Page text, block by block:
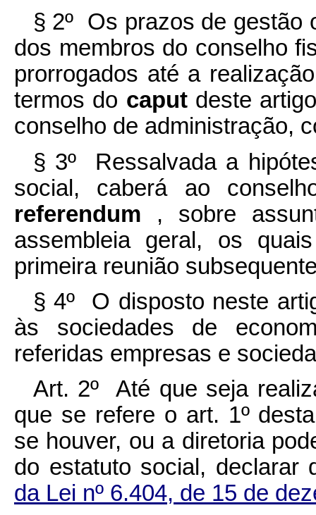
§ 2º Os prazos de gestão
dos membros do conselho
prorrogados até a
termos do caput deste
conselho de administração,
§ 3º Ressalvada a
social, caberá ao
referendum , sobre
assembleia geral, os
primeira reunião
§ 4º O disposto neste
às sociedades de
referidas empresas e
Art. 2º Até que seja
que se refere o art. 1º
se houver, ou a diretoria
do estatuto social,
da Lei nº 6.404, de 15 de